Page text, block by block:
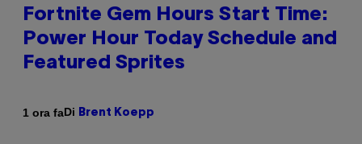
Fortnite Gem Hours Start Time:
Power Hour Today Schedule and
Featured Sprites
1 ora faDi Brent Koepp